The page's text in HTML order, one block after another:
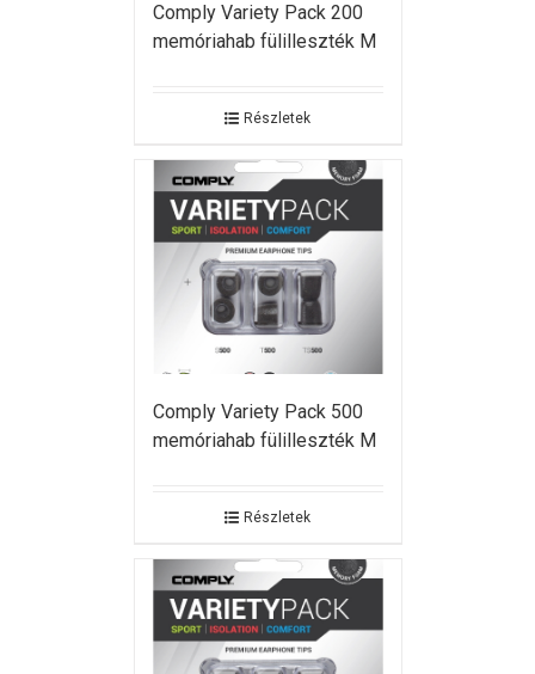
Comply Variety Pack 200
memóriahab fülilleszték M
Részletek
Comply Variety Pack 500
memóriahab fülilleszték M
Részletek